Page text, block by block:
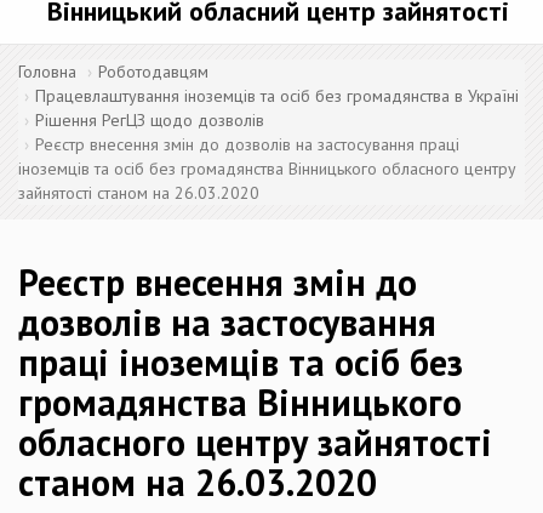
Вінницький обласний центр зайнятості
Головна
Роботодавцям
Працевлаштування іноземців та осіб без громадянства в Україні
Рішення РегЦЗ щодо дозволів
Реєстр внесення змін до дозволів на застосування праці
іноземців та осіб без громадянства Вінницького обласного центру
зайнятості станом на 26.03.2020
Реєстр внесення змін до
дозволів на застосування
праці іноземців та осіб без
громадянства Вінницького
обласного центру зайнятості
станом на 26.03.2020